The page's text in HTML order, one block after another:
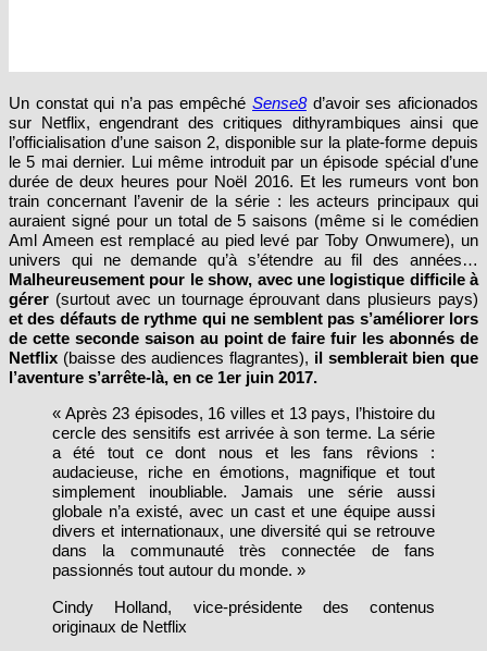
sur Netflix, engendrant des critiques dithyrambiques ainsi que
l’officialisation d’une saison 2, disponible sur la plate-forme depuis
le 5 mai dernier. Lui même introduit par un épisode spécial d’une
durée de deux heures pour Noël 2016. Et les rumeurs vont bon
train concernant l’avenir de la série : les acteurs principaux qui
auraient signé pour un total de 5 saisons (même si le comédien
Aml Ameen est remplacé au pied levé par Toby Onwumere), un
univers qui ne demande qu’à s’étendre au fil des années…
Malheureusement pour le show, avec une logistique difficile à
gérer(surtout avec un tournage éprouvant dans plusieurs pays)
et des défauts de rythme qui ne semblent pas s’améliorer lors
de cette seconde saison au point de faire fuir les abonnés de
Netflix(baisse des audiences flagrantes),il semblerait bien que
l’aventure s’arrête-là, en ce 1er juin 2017.
cercle des sensitifs est arrivée à son terme. La série
a été tout ce dont nous et les fans rêvions :
audacieuse, riche en émotions, magnifique et tout
simplement inoubliable. Jamais une série aussi
globale n’a existé, avec un cast et une équipe aussi
divers et internationaux, une diversité qui se retrouve
dans la communauté très connectée de fans
passionnés tout autour du monde. »
originaux de Netflix